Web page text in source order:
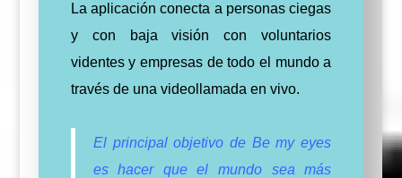
La aplicación conecta a personas ciegas
y con baja visión con voluntarios
videntes y empresas de todo el mundo a
través de una videollamada en vivo.
El principal objetivo de Be my eyes
es hacer que el mundo sea más